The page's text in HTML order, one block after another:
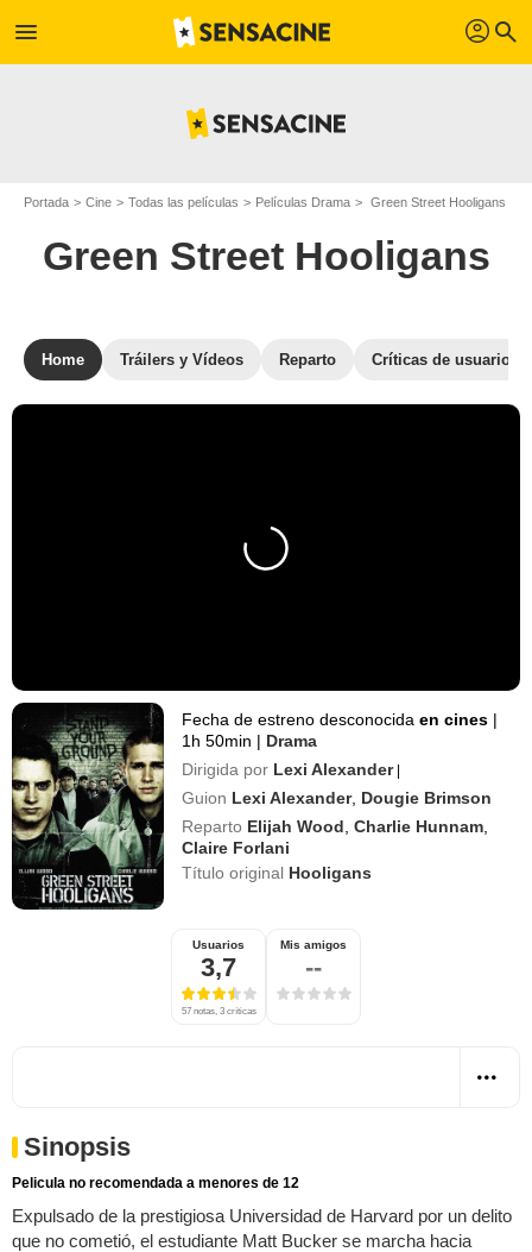
menu profil search
Portada Cine Todas las películas Películas Drama Green Street Hooligans
Green Street Hooligans
Home Tráilers y Vídeos Reparto Críticas de usuarios
Fecha de estreno desconocidaen cines |
1h 50min | Drama
Dirigida por Lexi Alexander |
Guion Lexi Alexander, Dougie Brimson
Reparto Elijah Wood ,Charlie Hunnam
Claire Forlani
Título original Hooligans
Usuarios
3,7
57 notas, 3 críticas
Mis amigos
--
Sinopsis
Pelicula no recomendada a menores de 12
Expulsado de la prestigiosa Universidad de Harvard por un delito
que no cometió, el estudiante Matt Bucker se marcha hacia